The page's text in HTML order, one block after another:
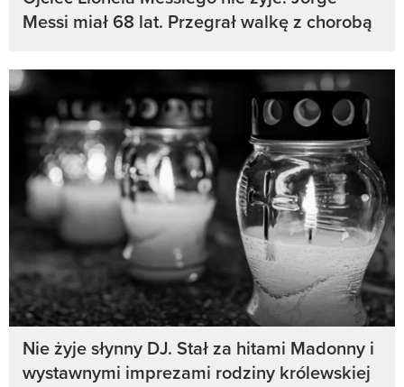
Messi miał 68 lat. Przegrał walkę z chorobą
Nie żyje słynny DJ. Stał za hitami Madonny i
wystawnymi imprezami rodziny królewskiej